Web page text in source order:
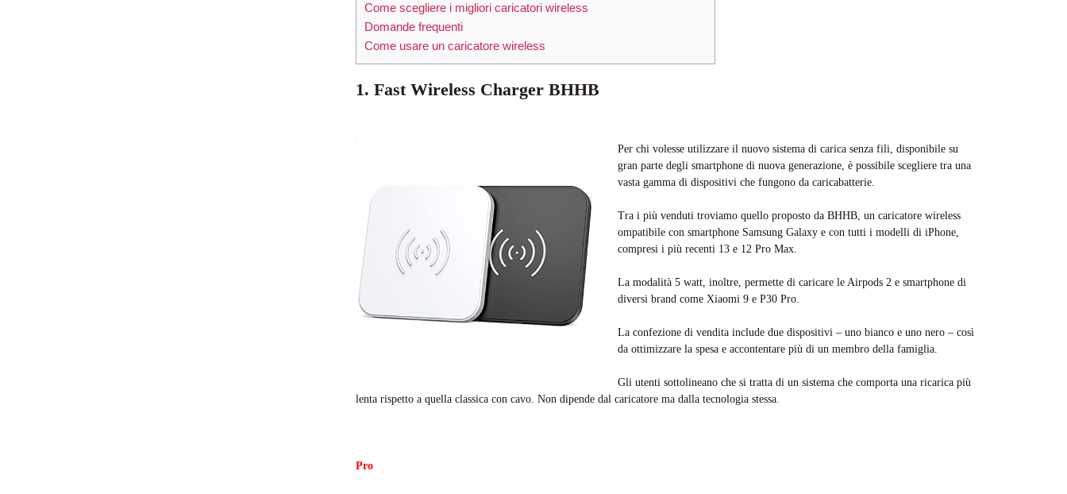
Come scegliere i migliori caricatori wireless
Domande frequenti
Come usare un caricatore wireless
1. Fast Wireless Charger BHHB
Per chi volesse utilizzare il nuovo sistema di carica senza fili, disponibile su
gran parte degli smartphone di nuova generazione, è possibile scegliere tra una
vasta gamma di dispositivi che fungono da caricabatterie.
Tra i più venduti troviamo quello proposto da BHHB, un caricatore wireless
ompatibile con smartphone Samsung Galaxy e con tutti i modelli di iPhone,
compresi i più recenti 13 e 12 Pro Max.
La modalità 5 watt, inoltre, permette di caricare le Airpods 2 e smartphone di
diversi brand come Xiaomi 9 e P30 Pro.
La confezione di vendita include due dispositivi – uno bianco e uno nero – così
da ottimizzare la spesa e accontentare più di un membro della famiglia.
Gli utenti sottolineano che si tratta di un sistema che comporta una ricarica più
lenta rispetto a quella classica con cavo. Non dipende dal caricatore ma dalla tecnologia stessa.
Pro